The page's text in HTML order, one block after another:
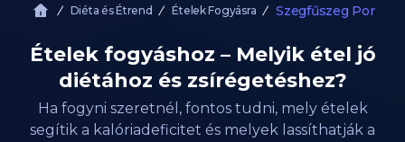
Diéta és Étrend Ételek Fogyásra Szegfűszeg Por
Ételek fogyáshoz – Melyik étel jó
diétához és zsírégetéshez?
Ha fogyni szeretnél, fontos tudni, mely ételek
segítik a kalóriadeficitet és melyek lassíthatják a